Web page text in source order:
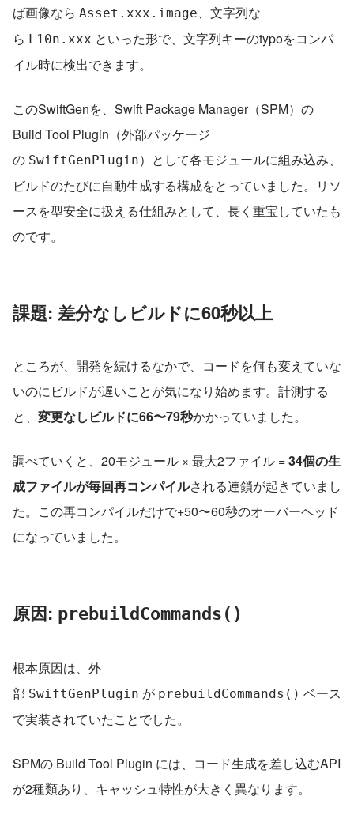
ば画像なら Asset.xxx.image、文字列な
ら L10n.xxx といった形で、文字列キーのtypoをコンパ
イル時に検出できます。
このSwiftGenを、Swift Package Manager（SPM）の
Build Tool Plugin（外部パッケージ
の SwiftGenPlugin）として各モジュールに組み込み、
ビルドのたびに自動生成する構成をとっていました。リソ
ースを型安全に扱える仕組みとして、長く重宝していたも
のです。
課題: 差分なしビルドに60秒以上
ところが、開発を続けるなかで、コードを何も変えていな
いのにビルドが遅いことが気になり始めます。計測する
と、 変更なしビルドに66〜79秒かかっていました。
調べていくと、20モジュール × 最大2ファイル = 34個の生
成ファイルが毎回再コンパイルされる連鎖が起きていまし
た。この再コンパイルだけで+50〜60秒のオーバーヘッド
になっていました。
原因: prebuildCommands()
根本原因は、外
部 SwiftGenPlugin が prebuildCommands() ベース
で実装されていたことでした。
SPMの Build Tool Plugin には、コード生成を差し込むAPI
が2種類あり、キャッシュ特性が大きく異なります。